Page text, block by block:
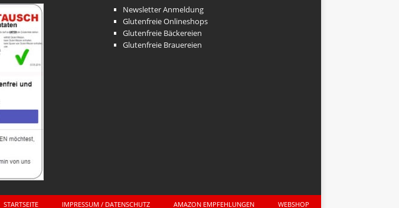
Newsletter Anmeldung
Glutenfreie Onlineshops
Glutenfreie Bäckereien
Glutenfreie Brauereien
STARTSEITE IMPRESSUM / DATENSCHUTZ AMAZON EMPFEHLUNGEN WEBSHOP